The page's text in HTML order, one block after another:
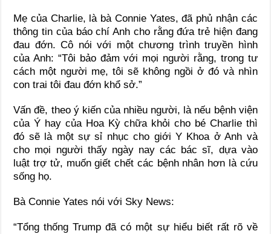
Mẹ của Charlie, là bà Connie Yates, đã phủ nhận các
thông tin của báo chí Anh cho rằng đứa trẻ hiện đang
đau đớn. Cô nói với một chương trình truyền hình
của Anh: “Tôi bảo đảm với mọi người rằng, trong tư
cách một người mẹ, tôi sẽ không ngồi ở đó và nhìn
con trai tôi đau đớn khổ sở.”
Vấn đề, theo ý kiến của nhiều người, là nếu bệnh viện
của Ý hay của Hoa Kỳ chữa khỏi cho bé Charlie thì
đó sẽ là một sự sỉ nhục cho giới Y Khoa ở Anh và
cho mọi người thấy ngày nay các bác sĩ, dựa vào
luật trợ tử, muốn giết chết các bệnh nhân hơn là cứu
sống họ.
Bà Connie Yates nói với Sky News:
“Tổng thống Trump đã có một sự hiểu biết rất rõ về